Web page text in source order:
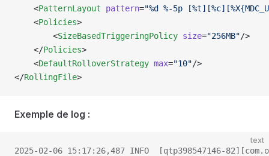
    <
PatternLayout pattern="%d %-5p
    <
Policies>
        <
SizeBasedTriggeringPolicy size="256MB"/>
    </
Policies>
    <
DefaultRolloverStrategy max="10"/>
</RollingFile>
Exemple de log :
text
2025-02-06 15:17:26,487 INFO  [qtp398547146-